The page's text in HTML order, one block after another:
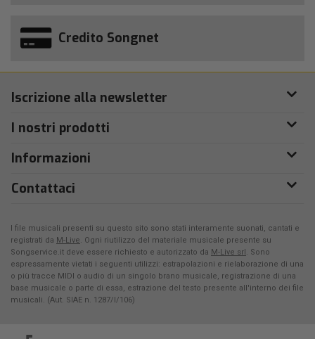
Credito Songnet
Iscrizione alla newsletter
I nostri prodotti
Informazioni
Contattaci
I file musicali presenti su questo sito sono stati interamente suonati, cantati e
registrati da M-Live. Ogni riutilizzo del materiale musicale presente su
Songservice.it deve essere richiesto e autorizzato da M-Live srl. Sono
espressamente vietati i seguenti utilizzi: estrapolazioni e rielaborazione di una
o più tracce MIDI o audio di un singolo brano musicale, registrazione di una
base musicale o parte di essa, estrazione del testo presente all'interno dei file
musicali. (Aut. SIAE n. 1287/I/106)